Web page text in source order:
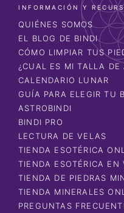
INFORMACIÓN Y
QUIÉNES SOMOS
EL BLOG DE BINDI
CÓMO LIMPIAR TUS
¿CUAL ES MI TALLA DE
CALENDARIO LUNAR
GUÍA PARA ELEGIR TU
ASTROBINDI
BINDI PRO
LECTURA DE VELAS
TIENDA ESOTÉRICA
TIENDA ESOTÉRICA EN
TIENDA DE PIEDRAS
TIENDA MINERALES
PREGUNTAS